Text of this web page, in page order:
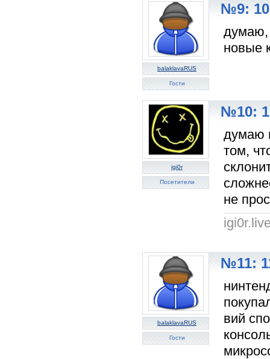
balaklavaRUS
Гости
№9: 10
думаю,
новые
igi0r
Посетители
№10:
думаю
том,
не
balaklavaRUS
Гости
№11:
вий